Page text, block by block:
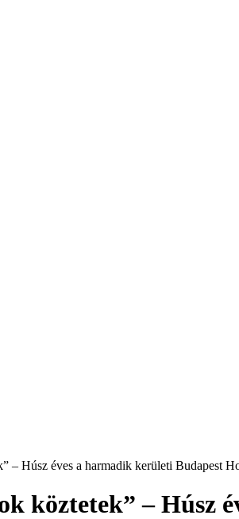
– Húsz éves a harmadik kerületi Budapest
köztetek” – Húsz